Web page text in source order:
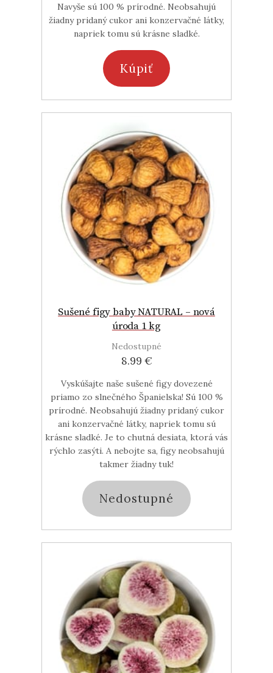
Navyše sú 100 % prírodné. Neobsahujú
žiadny pridaný cukor ani konzervačné látky,
napriek tomu sú krásne sladké.
Kúpiť
Sušené figy baby NATURAL – nová
úroda 1 kg
Nedostupné
8.99 €
Vyskúšajte naše sušené figy dovezené
priamo zo slnečného Španielska! Sú 100 %
prírodné. Neobsahujú žiadny pridaný cukor
ani konzervačné látky, napriek tomu sú
krásne sladké. Je to chutná desiata, ktorá vás
rýchlo zasýti. A nebojte sa, figy neobsahujú
takmer žiadny tuk!
Nedostupné